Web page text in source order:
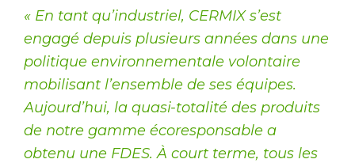
« En tant qu’industriel, CERMIX s’est
engagé depuis plusieurs années dans une
politique environnementale volontaire
mobilisant l’ensemble de ses équipes.
Aujourd’hui, la quasi-totalité des produits
de notre gamme écoresponsable a
obtenu une FDES. À court terme, tous les